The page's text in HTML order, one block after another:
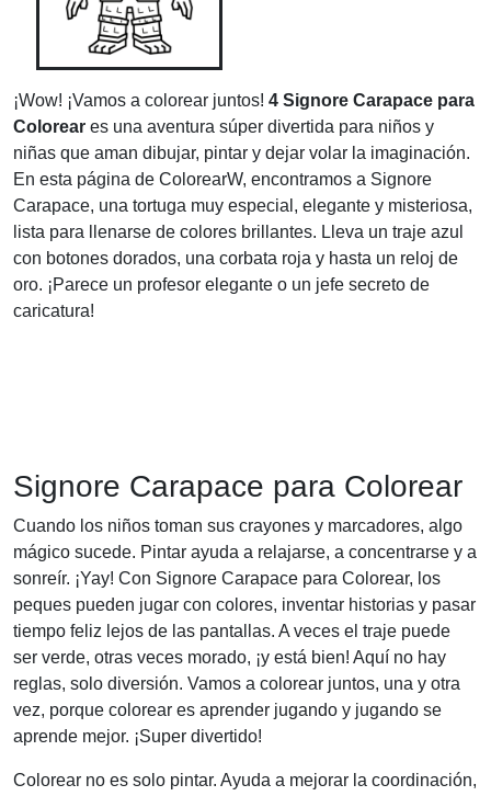
¡Wow! ¡Vamos a colorear juntos! 4 Signore Carapace para
Colorear es una aventura súper divertida para niños y
niñas que aman dibujar, pintar y dejar volar la imaginación.
En esta página de ColorearW, encontramos a Signore
Carapace, una tortuga muy especial, elegante y misteriosa,
lista para llenarse de colores brillantes. Lleva un traje azul
con botones dorados, una corbata roja y hasta un reloj de
oro. ¡Parece un profesor elegante o un jefe secreto de
caricatura!
Signore Carapace para Colorear
Cuando los niños toman sus crayones y marcadores, algo
mágico sucede. Pintar ayuda a relajarse, a concentrarse y a
sonreír. ¡Yay! Con Signore Carapace para Colorear, los
peques pueden jugar con colores, inventar historias y pasar
tiempo feliz lejos de las pantallas. A veces el traje puede
ser verde, otras veces morado, ¡y está bien! Aquí no hay
reglas, solo diversión. Vamos a colorear juntos, una y otra
vez, porque colorear es aprender jugando y jugando se
aprende mejor. ¡Super divertido!
Colorear no es solo pintar. Ayuda a mejorar la coordinación,